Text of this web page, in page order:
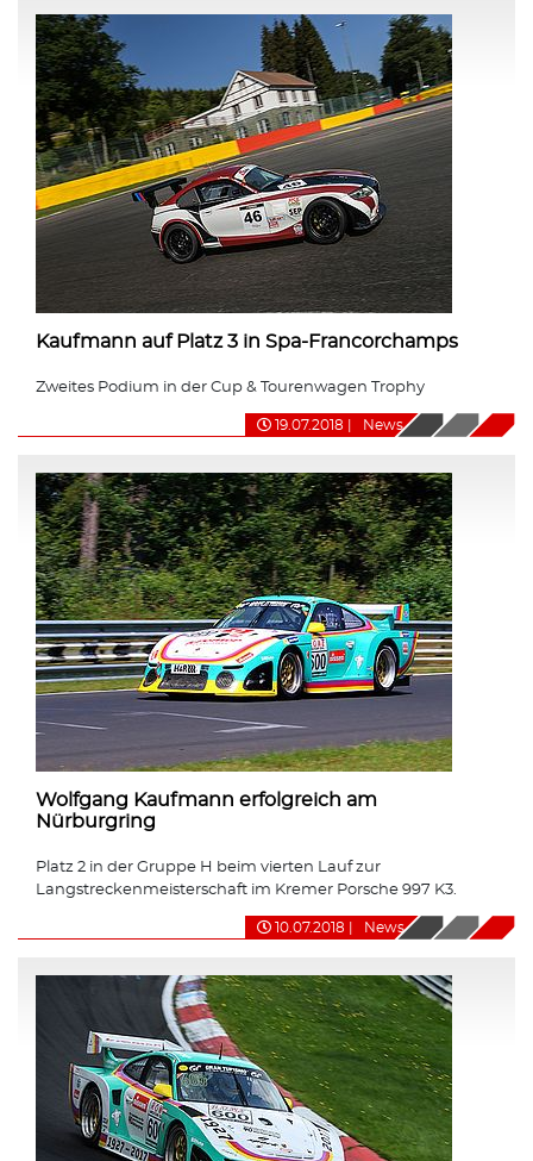
Kaufmann auf Platz 3 in Spa-Francorchamps
Zweites Podium in der Cup & Tourenwagen Trophy
19.07.2018 News
Wolfgang Kaufmann erfolgreich am
Nürburgring
Platz 2 in der Gruppe H beim vierten Lauf zur
Langstreckenmeisterschaft im Kremer Porsche 997 K3.
10.07.2018 News